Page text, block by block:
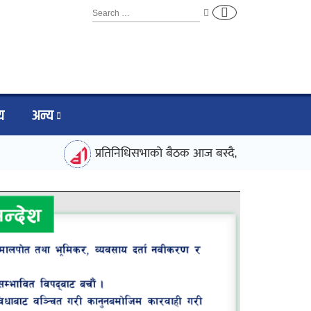
अन्य
प्रतिनिधिसभाको बैठक आज बस्दै, पाँच महत्वपूर्ण विधेयक